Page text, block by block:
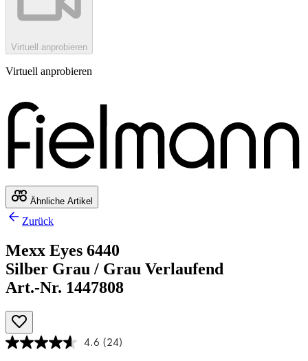
Virtuell anprobieren
Virtuell anprobieren
Ähnliche Artikel
Zurück
Mexx Eyes 6440
Silber Grau / Grau Verlaufend
Art.-Nr. 1447808
4.6 (24)